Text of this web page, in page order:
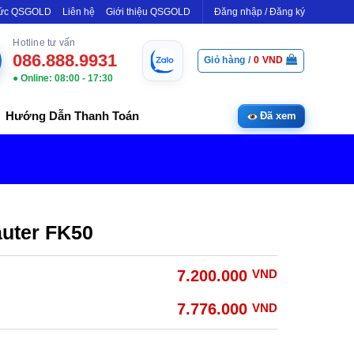
QSGOLD Liên hệ Giới thiệu QSGOLD Đăng nhập / Đăng ký
Hotline tư vấn
086.888.9931
● Online: 08:00 - 17:30
Giỏ hàng / 0 VND
Hướng Dẫn Thanh Toán Đã xem
FK50
7.200.000VND
7.776.000VND